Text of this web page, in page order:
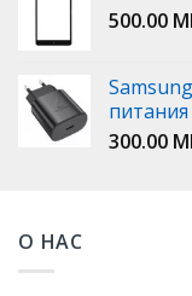
500.00
300.00
О НАС